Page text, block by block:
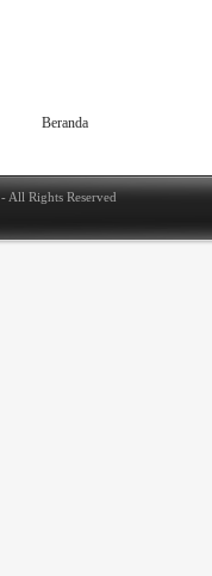
Beranda
- All Rights Reserved